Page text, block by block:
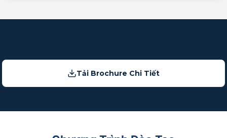
Tải Brochure Chi Tiết